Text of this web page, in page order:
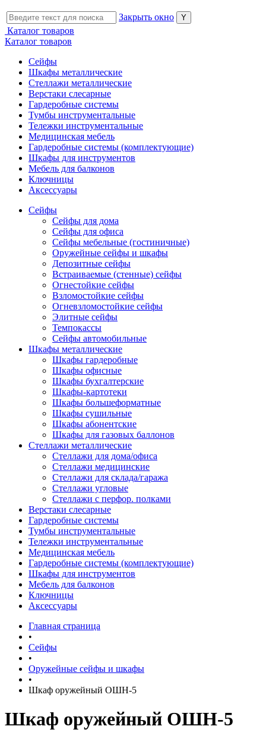
Закрыть окно
Каталог товаров
Каталог товаров
Сейфы
Шкафы металлические
Стеллажи металлические
Верстаки слесарные
Гардеробные системы
Тумбы инструментальные
Тележки инструментальные
Медицинская мебель
Гардеробные системы (комплектующие)
Шкафы для инструментов
Мебель для балконов
Ключницы
Аксессуары
Сейфы
Сейфы для дома
Сейфы для офиса
Сейфы мебельные (гостиничные)
Оружейные сейфы и шкафы
Депозитные сейфы
Встраиваемые (стенные) сейфы
Огнестойкие сейфы
Взломостойкие сейфы
Огневзломостойкие сейфы
Элитные сейфы
Темпокассы
Сейфы автомобильные
Шкафы металлические
Шкафы гардеробные
Шкафы офисные
Шкафы бухгалтерские
Шкафы-картотеки
Шкафы большеформатные
Шкафы сушильные
Шкафы абонентские
Шкафы для газовых баллонов
Стеллажи металлические
Стеллажи для дома/офиса
Стеллажи медицинские
Стеллажи для склада/гаража
Стеллажи угловые
Стеллажи с перфор. полками
Верстаки слесарные
Гардеробные системы
Тумбы инструментальные
Тележки инструментальные
Медицинская мебель
Гардеробные системы (комплектующие)
Шкафы для инструментов
Мебель для балконов
Ключницы
Аксессуары
Главная страница
•
Сейфы
•
Оружейные сейфы и шкафы
•
Шкаф оружейный ОШН-5
Шкаф оружейный ОШН-5